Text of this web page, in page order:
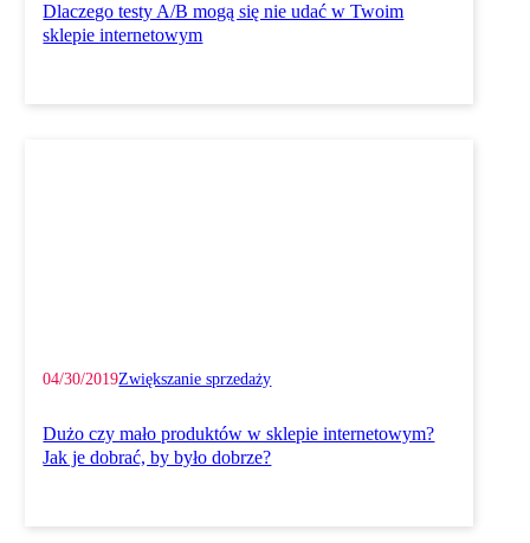
Dlaczego testy A/B mogą się nie udać w Twoim
sklepie internetowym
04/30/2019Zwiększanie sprzedaży
Dużo czy mało produktów w sklepie internetowym?
Jak je dobrać, by było dobrze?